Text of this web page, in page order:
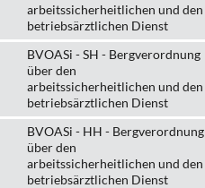
arbeitssicherheitlichen und den
betriebsärztlichen Dienst
BVOASi - SH - Bergverordnung
über den
arbeitssicherheitlichen und den
betriebsärztlichen Dienst
BVOASi - HH - Bergverordnung
über den
arbeitssicherheitlichen und den
betriebsärztlichen Dienst